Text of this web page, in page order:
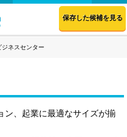
保存した候補を見る
ジネスセンター
ン、起業に最適なサイズが揃